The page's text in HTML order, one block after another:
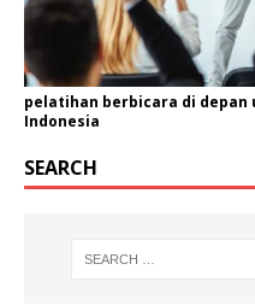
pelatihan berbicara di depan
Indonesia
SEARCH